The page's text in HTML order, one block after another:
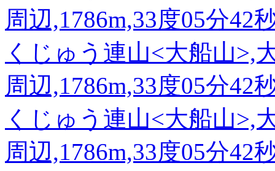
周辺,1786m,33度05分42
くじゅう連山<大船山>,
周辺,1786m,33度05分42
くじゅう連山<大船山>,
周辺,1786m,33度05分42